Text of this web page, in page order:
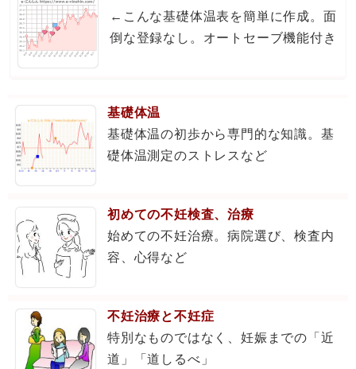
←こんな基礎体温表を簡単に作成。面
倒な登録なし。オートセーブ機能付き
基礎体温
基礎体温の初歩から専門的な知識。基
礎体温測定のストレスなど
初めての不妊検査、治療
始めての不妊治療。病院選び、検査内
容、心得など
不妊治療と不妊症
特別なものではなく、妊娠までの「近
道」「道しるべ」